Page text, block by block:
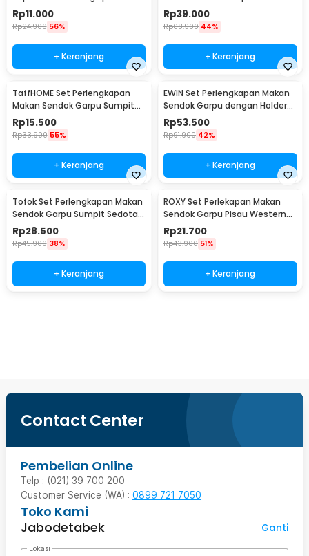
Clip - G166
Rp11.000
Rp24.900 56%
+ Keranjang
Sumpit 8 PCS - EA02300
Rp39.000
Rp68.900 44%
+ Keranjang
TaffHOME Set Perlengkapan
Makan Sendok Garpu Sumpit
Pouch Cutlery Set - T1
Rp15.500
Rp33.900 55%
+ Keranjang
EWIN Set Perlengkapan Makan
Sendok Garpu dengan Holder
Angsa Swan Rack - NP311
Rp53.500
Rp91.900 42%
+ Keranjang
Tofok Set Perlengkapan Makan
Sendok Garpu Sumpit Sedotan
dengan Pouch - T5
Rp28.500
Rp45.900 38%
+ Keranjang
ROXY Set Perlekapan Makan
Sendok Garpu Pisau Western
Cutlery Set 4 PCS - C24
Rp21.700
Rp43.900 51%
+ Keranjang
Contact Center
Pembelian Online
Telp : (021) 39 700 200
Customer Service (WA) : 0899 721 7050
Toko Kami
Jabodetabek
Ganti
Lokasi